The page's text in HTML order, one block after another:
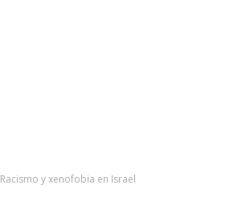
Racismo y xenofobia en Israel